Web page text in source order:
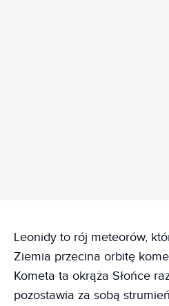
Leonidy to rój meteorów,
Ziemia przecina orbitę
Kometa ta okrąża Słońce
pozostawia za sobą